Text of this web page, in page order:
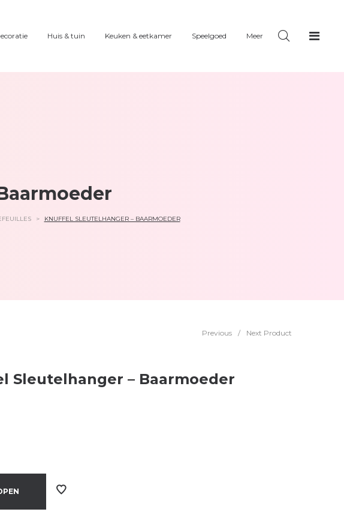
Huis & tuin Keuken & eetkamer Speelgoed Meer
> KNUFFEL SLEUTELHANGER – BAARMOEDER
Previous / Next Product
Sleutelhanger – Baarmoeder